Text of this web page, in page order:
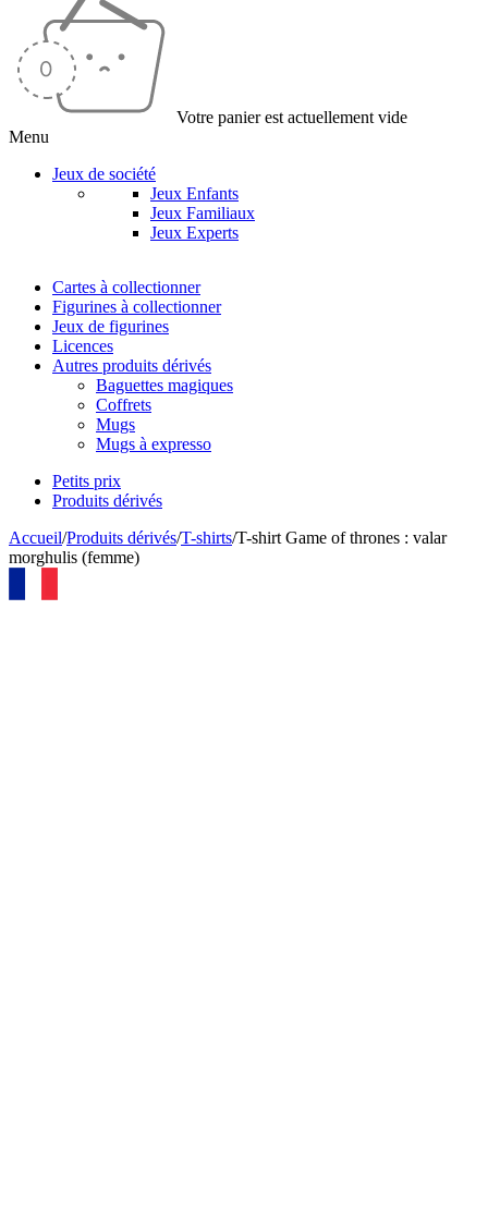
Votre panier est actuellement vide
Menu
Jeux de société
Jeux Enfants
Jeux Familiaux
Jeux Experts
Cartes à collectionner
Figurines à collectionner
Jeux de figurines
Licences
Autres produits dérivés
Baguettes magiques
Coffrets
Mugs
Mugs à expresso
Petits prix
Produits dérivés
Accueil/Produits dérivés/T-shirts/T-shirt Game of thrones : valar
morghulis (femme)